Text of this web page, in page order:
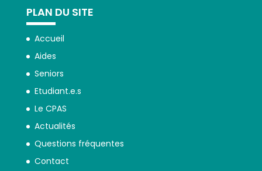
PLAN DU SITE
Accueil
Aides
Seniors
Etudiant.e.s
Le CPAS
Actualités
Questions fréquentes
Contact